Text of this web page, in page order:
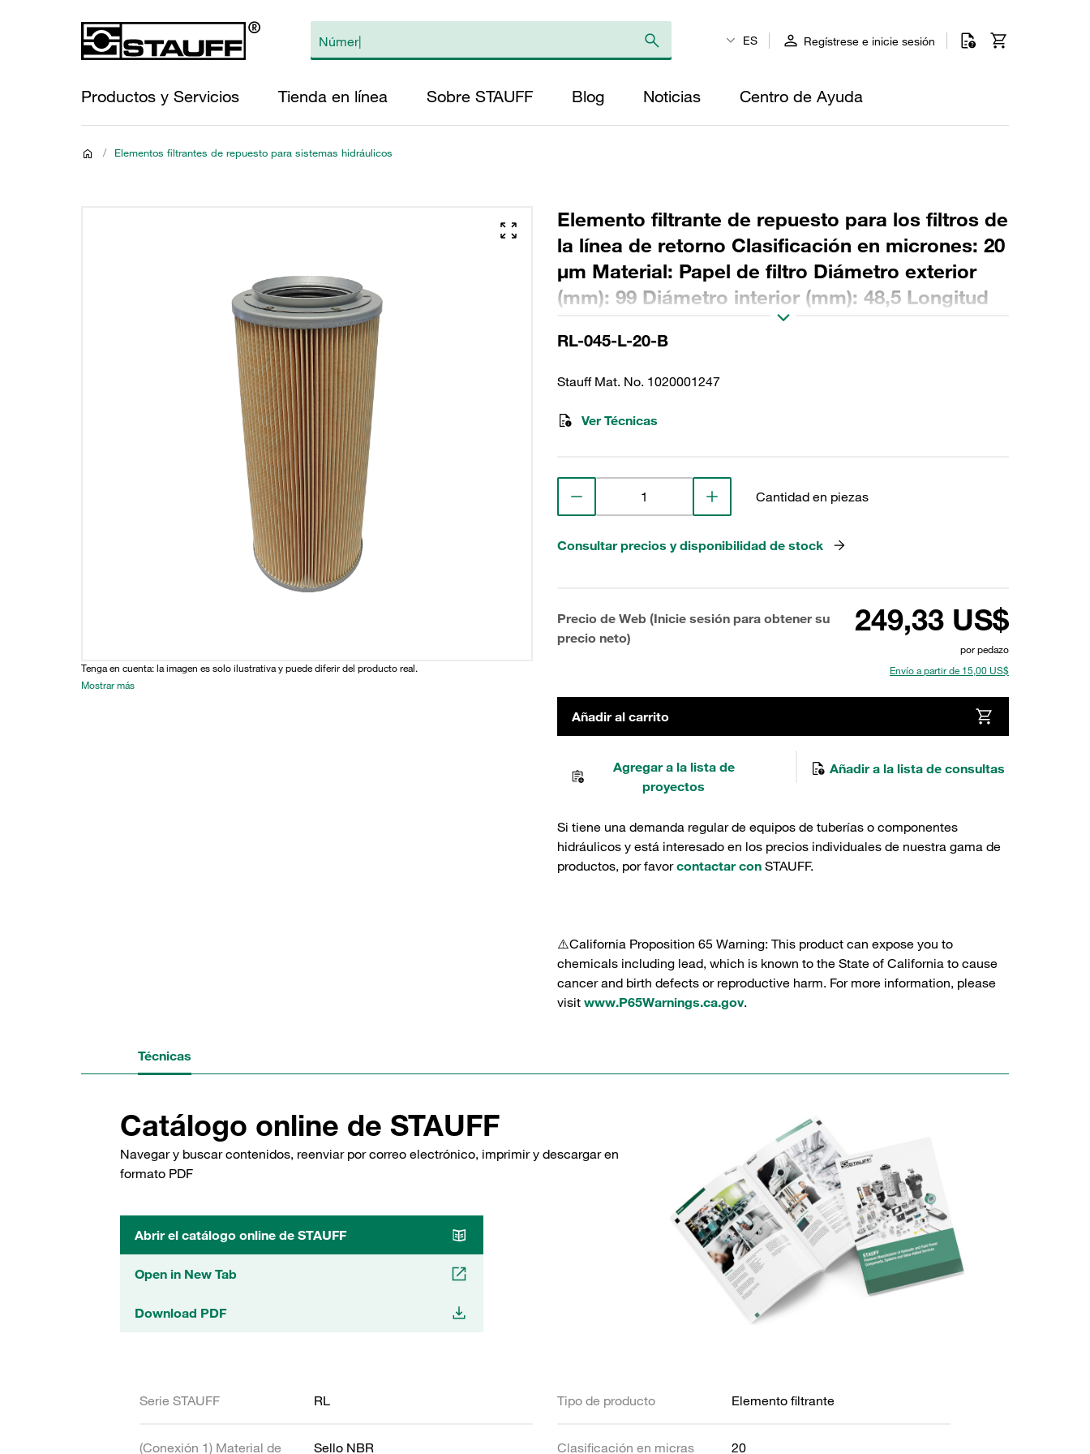
ES Regístrese e inicie sesión
Productos y Servicios Tienda en línea Sobre STAUFF Blog Noticias Centro de Ayuda
/ Elementos filtrantes de repuesto para sistemas hidráulicos
Tenga en cuenta: la imagen es solo ilustrativa y puede diferir del producto real.
Mostrar más
Elemento filtrante de repuesto para los filtros de
la línea de retorno Clasificación en micrones: 20
µm Material: Papel de filtro Diámetro exterior
(mm): 99 Diámetro interior (mm): 48,5 Longitud
(mm): 218 Sellado: NBR, relación β >2
RL-045-L-20-B
Stauff Mat. No. 1020001247
Ver Técnicas
Cantidad en piezas
Consultar precios y disponibilidad de stock
Precio de Web (Inicie sesión para obtener su
precio neto)
249,33 US$
por pedazo
Envío a partir de 15,00 US$
Añadir al carrito
Agregar a la lista de
proyectos
Añadir a la lista de consultas
Si tiene una demanda regular de equipos de tuberías o componentes
hidráulicos y está interesado en los precios individuales de nuestra gama de
productos, por favorcontactar con STAUFF.
⚠️California Proposition 65 Warning: This product can expose you to
chemicals including lead, which is known to the State of California to cause
cancer and birth defects or reproductive harm. For more information, please
visit www.P65Warnings.ca.gov.
Técnicas
Catálogo online de STAUFF
Navegar y buscar contenidos, reenviar por correo electrónico, imprimir y descargar en
formato PDF
Abrir el catálogo online de STAUFF
Open in New Tab
Download PDF
Serie STAUFF RL Tipo de producto Elemento filtrante
(Conexión 1) Material de Sello NBR Clasificación en micras 20